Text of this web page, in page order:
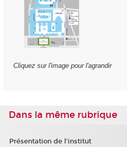
Cliquez sur l'image pour l'agrandir
Dans la même rubrique
Présentation de l'institut